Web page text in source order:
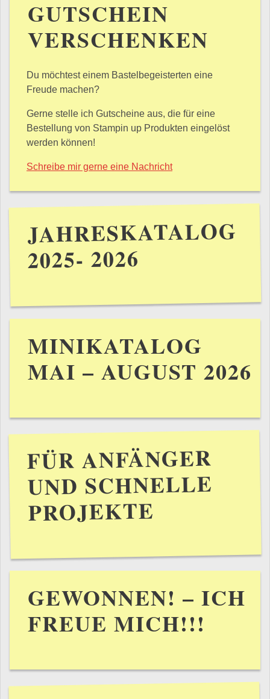
GUTSCHEIN
VERSCHENKEN
Du möchtest einem Bastelbegeisterten eine
Freude machen?
Gerne stelle ich Gutscheine aus, die für eine
Bestellung von Stampin up Produkten eingelöst
werden können!
Schreibe mir gerne eine Nachricht
JAHRESKATALOG
2025- 2026
MINIKATALOG
MAI – AUGUST 2026
FÜR ANFÄNGER
UND SCHNELLE
PROJEKTE
GEWONNEN! – ICH
FREUE MICH!!!